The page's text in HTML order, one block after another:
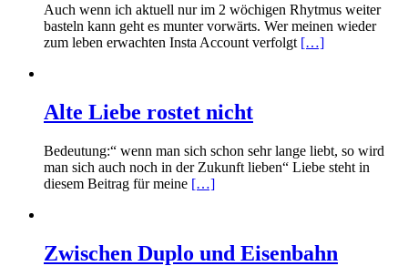
Auch wenn ich aktuell nur im 2 wöchigen Rhytmus weiter
basteln kann geht es munter vorwärts. Wer meinen wieder
zum leben erwachten Insta Account verfolgt […]
Alte Liebe rostet nicht
Bedeutung:“ wenn man sich schon sehr lange liebt, so wird
man sich auch noch in der Zukunft lieben“ Liebe steht in
diesem Beitrag für meine […]
Zwischen Duplo und Eisenbahn